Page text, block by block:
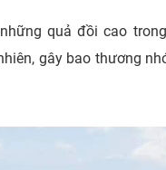
quả đồi cao
gây bao thương